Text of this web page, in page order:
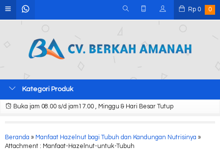
Rp 0 0
Kategori Produk
Buka jam 08.00 s/d jam17.00 , Minggu & Hari Besar Tutup
Beranda » Manfaat Hazelnut bagi Tubuh dan Kandungan Nutrisinya »
Attachment : Manfaat-Hazelnut-untuk-Tubuh